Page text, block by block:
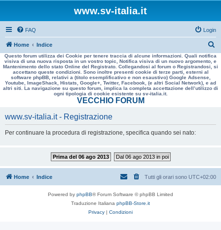
www.sv-italia.it
FAQ Login
Home Indice
e
r
a
Questo forum utilizza dei Cookie per tenere traccia di alcune informazioni. Quali notifica
visiva di una nuova risposta in un vostro topic, Notifica visiva di un nuovo argomento, e
Mantenimento dello stato Online del Registrato. Collegandosi al forum o Registrandosi, si
accettano queste condizioni. Sono inoltre presenti cookie di terze parti, esterni al
software phpBB, relativi a (titolo esemplificativo e non esaustivo) Google Adsense,
Youtube, ImageShack, Histats, Google+, Twitter, Facebook, (e altri Social Network), e ad
altri siti. La navigazione su questo forum, implica la completa accettazione dell’utilizzo di
ogni tipologia di cookie esistente su sv-italia.it.
VECCHIO FORUM
www.sv-italia.it - Registrazione
Per continuare la procedura di registrazione, specifica quando sei nato:
Prima del 06 ago 2013 Dal 06 ago 2013 in poi
Home Indice Tutti gli orari sono UTC+02:00
Powered by phpBB® Forum Software © phpBB Limited
Traduzione Italiana phpBB-Store.it
Privacy | Condizioni